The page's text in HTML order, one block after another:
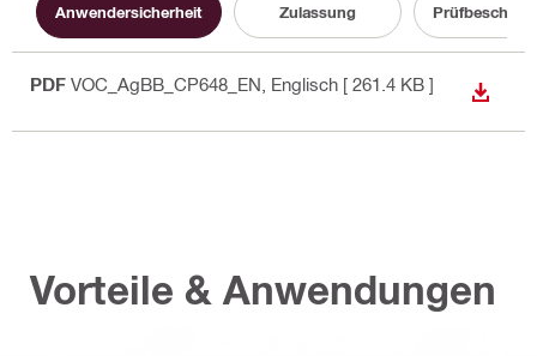
Anwendersicherheit Zulassung
PDF VOC_AgBB_CP648_EN , Englisch [ 261.4 KB ]
Vorteile & Anwendungen